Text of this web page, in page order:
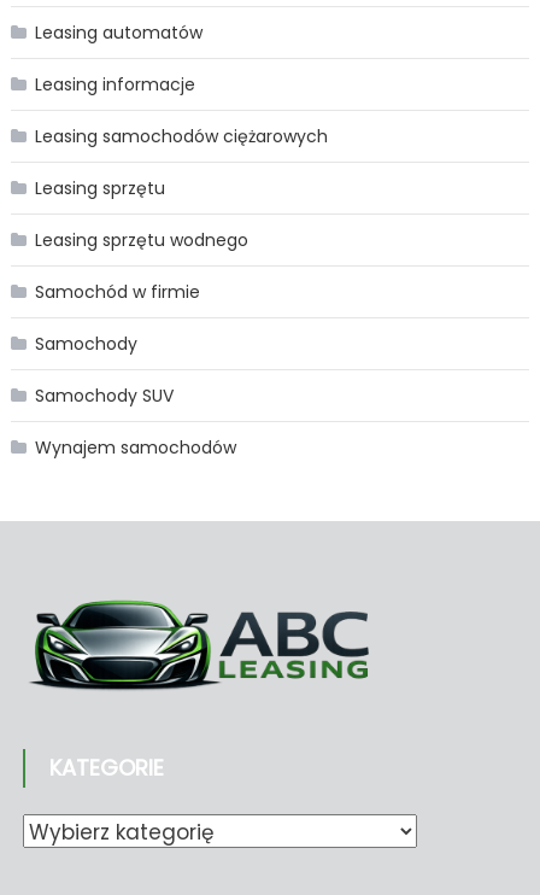
Leasing automatów
Leasing informacje
Leasing samochodów ciężarowych
Leasing sprzętu
Leasing sprzętu wodnego
Samochód w firmie
Samochody
Samochody SUV
Wynajem samochodów
KATEGORIE
Kategorie